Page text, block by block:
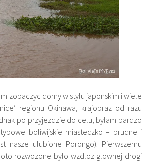
zobaczyc domy w stylu japonskim i wiele
regionu Okinawa, krajobraz od razu
po przyjezdzie do celu, bylam bardzo
boliwijskie miasteczko – brudne i
nasze ulubione Porongo). Pierwszemu
rozwozone bylo wzdloz glownej drogi